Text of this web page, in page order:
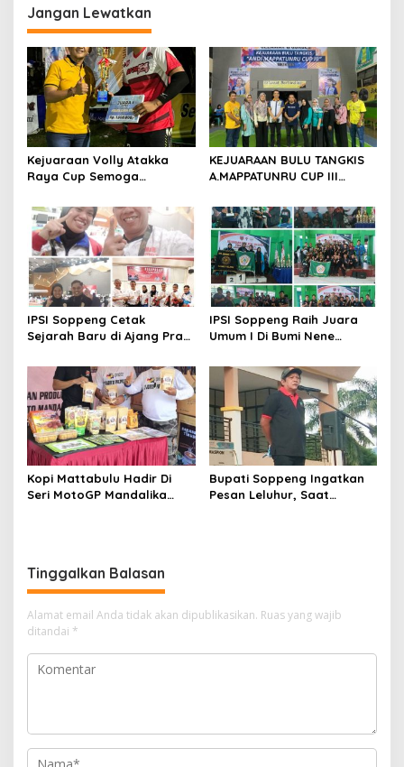
a
s
i
p
o
s
Jangan Lewatkan
Kejuaraan Volly Atakka
Raya Cup Semoga
KEJUARAAN BULU TANGKIS
A.MAPPATUNRU CUP III
SOPPENG.
IPSI Soppeng Cetak
Sejarah Baru di Ajang Pra
IPSI Soppeng Raih Juara
Umum I Di Bumi Nene
Kopi Mattabulu Hadir Di
Seri MotoGP Mandalika
Bupati Soppeng Ingatkan
Pesan Leluhur, Saat
Tinggalkan Balasan
Alamat email Anda tidak akan dipublikasikan. Ruas yang wajib
ditandai *